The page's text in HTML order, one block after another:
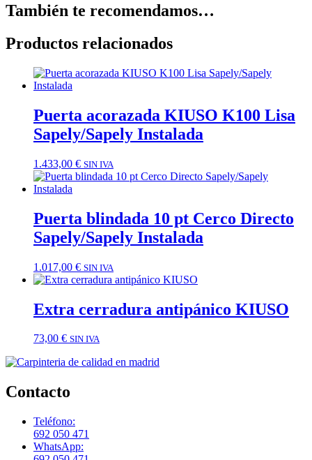
También te recomendamos…
Productos relacionados
Puerta acorazada KIUSO K100 Lisa
Sapely/Sapely Instalada
1.433,00 € SIN IVA
Puerta blindada 10 pt Cerco Directo
Sapely/Sapely Instalada
1.017,00 € SIN IVA
Extra cerradura antipánico KIUSO
73,00 € SIN IVA
Contacto
Teléfono:
692 050 471
WhatsApp: